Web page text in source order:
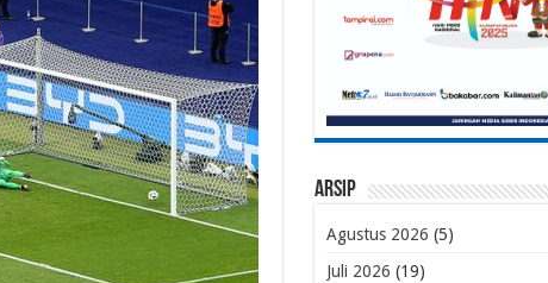
Arsip
Agustus 2026 (5)
Juli 2026 (19)